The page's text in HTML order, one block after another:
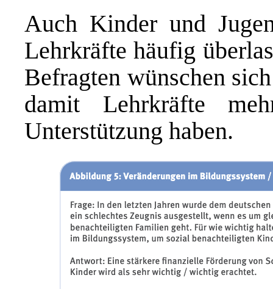
Auch Kinder und
Lehrkräfte häufig
Befragten wünschen
damit Lehrkräfte
Unterstützung haben.